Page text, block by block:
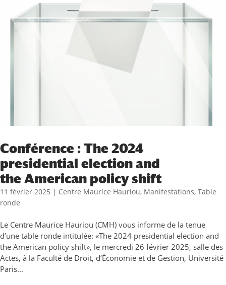
Conférence : The 2024
presidential election and
the American policy shift
11 février 2025 | Centre Maurice Hauriou, Manifestations, Table
ronde
Le Centre Maurice Hauriou (CMH) vous informe de la tenue
d’une table ronde intitulée: «The 2024 presidential election and
the American policy shift», le mercredi 26 février 2025, salle des
Actes, à la Faculté de Droit, d’Économie et de Gestion, Université
Paris...